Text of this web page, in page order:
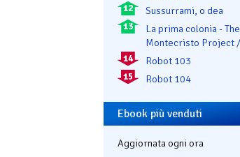
12 Sussurrami, o dea
13
La prima colonia - The
Montecristo Project
14 Robot 103
15 Robot 104
Ebook più venduti
Aggiornata ogni ora